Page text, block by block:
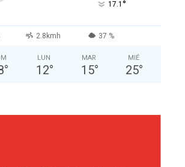
17.1 °
2.8kmh 37 %
°
LUN
12°
MAR
15°
MIÉ
25°